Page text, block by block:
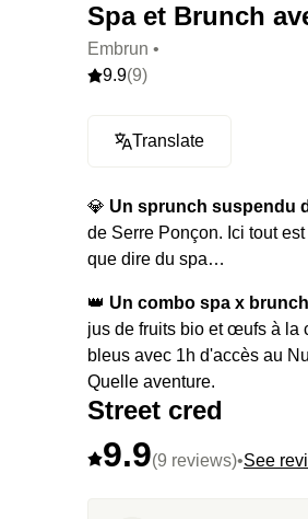
Spa et Brunch
Embrun •
9.9(9)
Translate
💎 Un sprunch suspendu
de Serre Ponçon. Ici tout
que dire du spa…
👑 Un combo spa x
jus de fruits bio et œufs à la
bleus avec 1h d'accès au
Quelle aventure.
⭐️ Le highlight :Pensez à
remercier dans vos stories
Street cred
9.9(9 reviews)•See